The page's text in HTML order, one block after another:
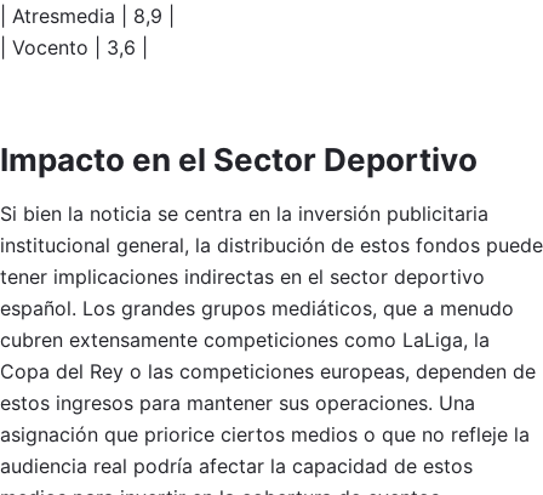
| Atresmedia | 8,9 |
| Vocento | 3,6 |
Impacto en el Sector Deportivo
Si bien la noticia se centra en la inversión publicitaria
institucional general, la distribución de estos fondos puede
tener implicaciones indirectas en el sector deportivo
español. Los grandes grupos mediáticos, que a menudo
cubren extensamente competiciones como LaLiga, la
Copa del Rey o las competiciones europeas, dependen de
estos ingresos para mantener sus operaciones. Una
asignación que priorice ciertos medios o que no refleje la
audiencia real podría afectar la capacidad de estos